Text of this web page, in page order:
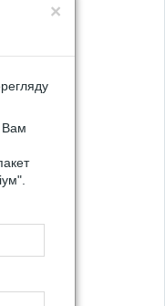
×
Вам